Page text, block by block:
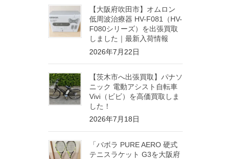
【大阪府吹田市】オムロン
低周波治療器 HV-F081（HV-
F080シリーズ）を出張買取
しました｜最新入荷情報
2026年7月22日
【茨木市へ出張買取】パナソ
ニック 電動アシスト自転車
Vivi（ビビ）を高価買取しま
した！
2026年7月18日
「バボラ PURE AERO 硬式
テニスラケット G3を大阪府